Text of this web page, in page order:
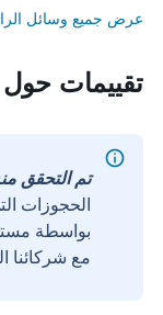
عرض جميع وسائل
تقييمات
تم التحقق منه
الحجوزات
مع شركائنا